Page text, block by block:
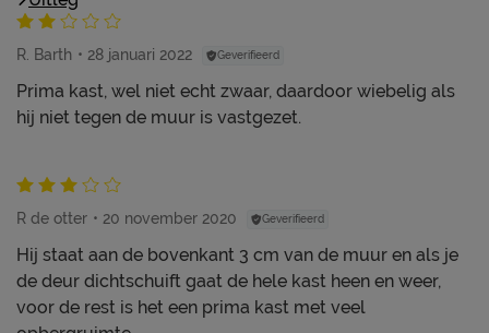
R. Barth 28 januari 2022 Geverifieerd
Prima kast, wel niet echt zwaar, daardoor wiebelig als
hij niet tegen de muur is vastgezet.
R de otter 20 november 2020 Geverifieerd
Hij staat aan de bovenkant 3 cm van de muur en als je
de deur dichtschuift gaat de hele kast heen en weer,
voor de rest is het een prima kast met veel